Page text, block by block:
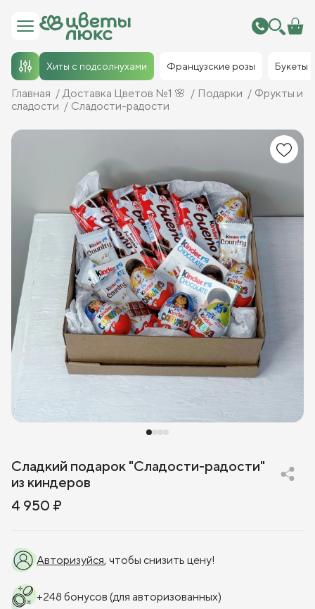
Хиты с подсолнухами Французские розы Букеты
Главная Доставка Цветов №1 🌸 Подарки
Фрукты и
сладости
Сладости-радости
Сладкий подарок "Сладости-радости"
из киндеров
4 950 ₽
Авторизуйся, чтобы снизить цену!
+248 бонусов (для авторизованных)